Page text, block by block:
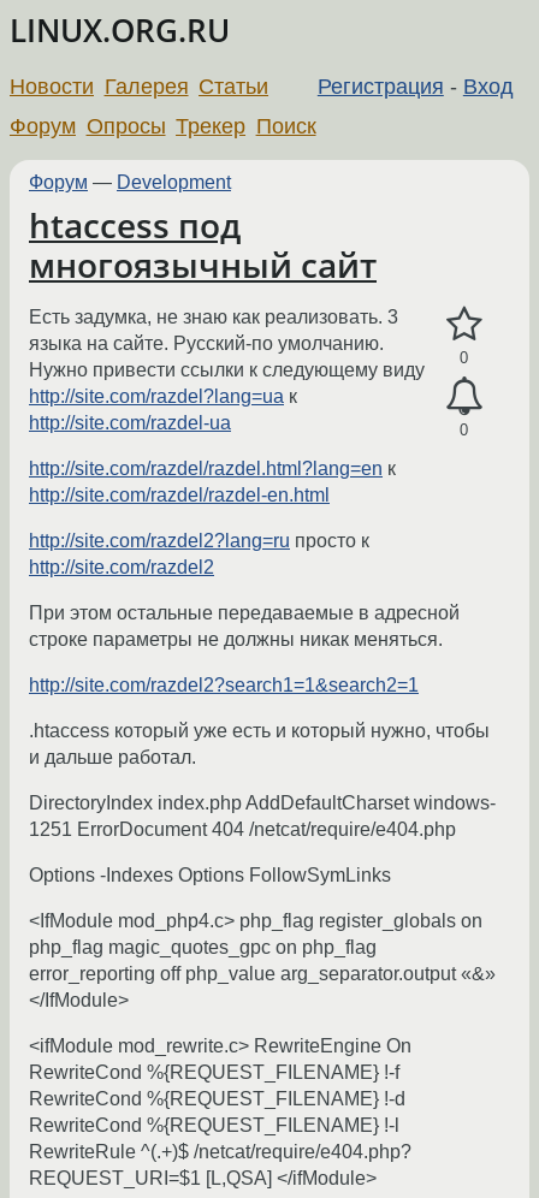
LINUX.ORG.RU
Регистрация - Вход
Новости Галерея Статьи
Форум Опросы Трекер Поиск
Форум — Development
htaccess под
многоязычный сайт
0
0
Есть задумка, не знаю как реализовать. 3
языка на сайте. Русский-по умолчанию.
Нужно привести ссылки к следующему виду
http://site.com/razdel?lang=ua к
http://site.com/razdel-ua
http://site.com/razdel/razdel.html?lang=en к
http://site.com/razdel/razdel-en.html
http://site.com/razdel2?lang=ru просто к
http://site.com/razdel2
При этом остальные передаваемые в адресной
строке параметры не должны никак меняться.
http://site.com/razdel2?search1=1&search2=1
.htaccess который уже есть и который нужно, чтобы
и дальше работал.
DirectoryIndex index.php AddDefaultCharset windows-
1251 ErrorDocument 404 /netcat/require/e404.php
Options -Indexes Options FollowSymLinks
<IfModule mod_php4.c> php_flag register_globals on
php_flag magic_quotes_gpc on php_flag
error_reporting off php_value arg_separator.output «&»
</IfModule>
<ifModule mod_rewrite.c> RewriteEngine On
RewriteCond %{REQUEST_FILENAME} !-f
RewriteCond %{REQUEST_FILENAME} !-d
RewriteCond %{REQUEST_FILENAME} !-l
RewriteRule ^(.+)$ /netcat/require/e404.php?
REQUEST_URI=$1 [L,QSA] </ifModule>